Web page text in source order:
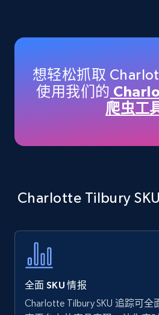
Title, Seller name, Brand,
price, Currency, Availability,
more.
upc numbers
price, Currency, Availability,
more.
35.3K+
想轻松抓取
使用我们的
爬虫工
Charlotte Tilbury
全面 SKU 情报
Charlotte Tilbury SKU 追踪可